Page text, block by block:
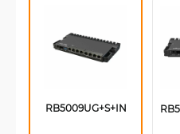
RB5009UG+S+IN